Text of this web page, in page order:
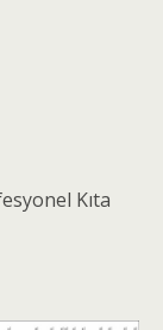
Kıta